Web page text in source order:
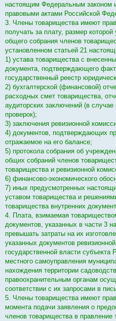
настоящим Федеральным законом
правовыми актами Российской
3. Члены товарищества имеют
получать за плату, размер
общего собрания членов
установленном статьей 21
1) устава товарищества с
документа, подтверждающего
государственный реестр
2) бухгалтерской (финансовой)
расходных смет товарищества,
аудиторских заключений (в случае
проверок);
3) заключения ревизионной
4) документов, подтверждающих
отражаемое на его балансе;
5) протокола собрания об
общих собраний членов
товарищества и ревизионной
6) финансово-экономического
7) иных предусмотренных
уставом товарищества и
товарищества внутренних
4. Плата, взимаемая
документов, указанных в части 3
превышать затраты на их
указанных документов
государственной власти
местного самоуправления
нахождения территории
правоохранительным органам
соответствии с их запросами в
5. Члены товарищества имеют
момента подачи заявления о
членов товарищества в правление